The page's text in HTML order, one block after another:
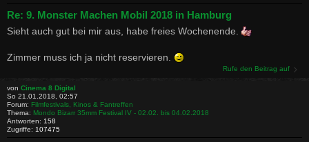
Re: 9. Monster Machen Mobil 2018 in Hamburg
Sieht auch gut bei mir aus, habe freies Wochenende.
Zimmer muss ich ja nicht reservieren.
Rufe den Beitrag auf
von Cinema 8 Digital
So 21.01.2018, 02:57
Forum: Filmfestivals, Kinos & Fantreffen
Thema: Mondo Bizarr 35mm Festival IV - 02.02. bis 04.02.2018
Antworten: 158
Zugriffe: 107475